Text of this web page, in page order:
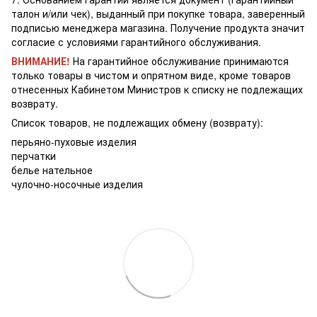
талон и/или чек), выданный при покупке товара, заверенный
подписью менеджера магазина. Получение продукта значит
согласие с условиями гарантийного обслуживания.
ВНИМАНИЕ! На гарантийное обслуживание принимаются
только товары в чистом и опрятном виде, кроме товаров
отнесенных Кабинетом Министров к списку не подлежащих
возврату.
Список товаров, не подлежащих обмену (возврату):
перьяно-пуховые изделия
перчатки
белье нательное
чулочно-носочные изделия